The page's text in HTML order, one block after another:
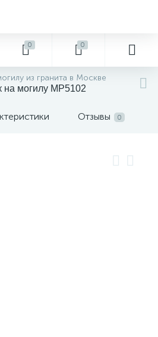
0 0
из гранита в Москве
на могилу MP5102
Отзывы 0